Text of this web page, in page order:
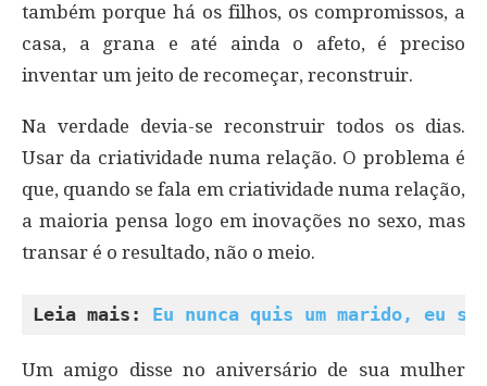
também porque há os filhos, os compromissos, a
casa, a grana e até ainda o afeto, é preciso
inventar um jeito de recomeçar, reconstruir.
Na verdade devia-se reconstruir todos os dias.
Usar da criatividade numa relação. O problema é
que, quando se fala em criatividade numa relação,
a maioria pensa logo em inovações no sexo, mas
transar é o resultado, não o meio.
Leia mais: Eu nunca quis um marido, eu
Um amigo disse no aniversário de sua mulher